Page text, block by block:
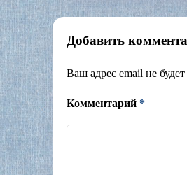
Добавить
Ваш адрес email не
Комментарий *